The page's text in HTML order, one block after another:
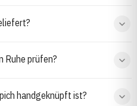
Ruhe prüfen?
handgeknüpft ist?